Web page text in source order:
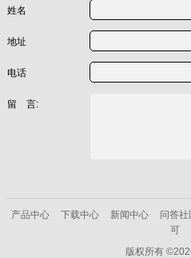
姓名
地址
电话
留 言:
产品中心 下载中心 新闻中心 问答社
可
版权所有